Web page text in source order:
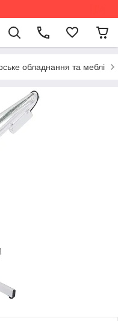
обладнання та меблі